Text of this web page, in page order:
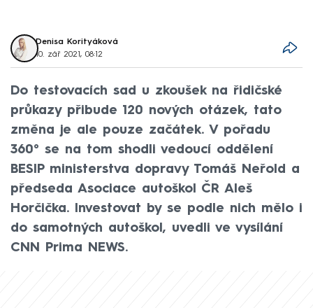
Denisa Korityáková
10. zář 2021, 08:12
Do testovacích sad u zkoušek na řidičské
průkazy přibude 120 nových otázek, tato
změna je ale pouze začátek. V pořadu
360° se na tom shodli vedoucí oddělení
BESIP ministerstva dopravy Tomáš Neřold a
předseda Asociace autoškol ČR Aleš
Horčička. Investovat by se podle nich mělo i
do samotných autoškol, uvedli ve vysílání
CNN Prima NEWS.